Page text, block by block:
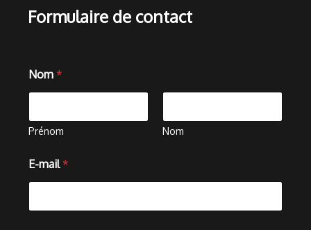
Formulaire de contact
Nom *
Prénom Nom
E-mail *